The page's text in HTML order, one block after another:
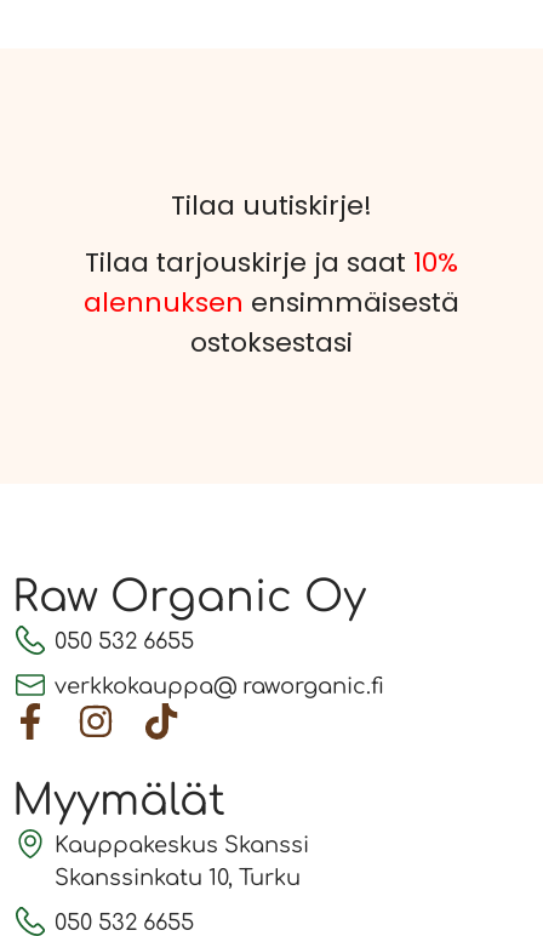
Tilaa uutiskirje!
Tilaa tarjouskirje ja saat 10%
alennuksen ensimmäisestä
ostoksestasi
Raw Organic Oy
050 532 6655
verkkokauppa@ raworganic.fi
Myymälät
Kauppakeskus Skanssi
Skanssinkatu 10, Turku
050 532 6655